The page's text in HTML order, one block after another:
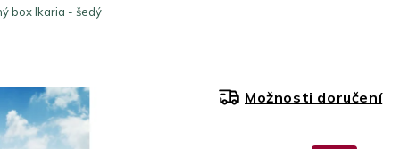
box Ikaria - šedý
Možnosti doručení